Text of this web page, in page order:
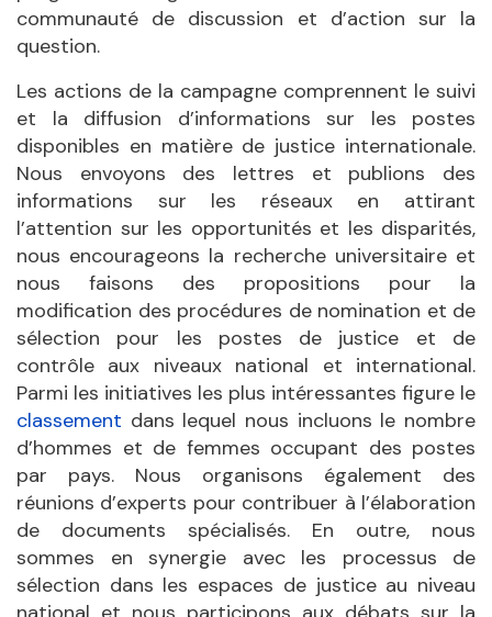
communauté de discussion et d’action sur la
question.
Les actions de la campagne comprennent le suivi
et la diffusion d’informations sur les postes
disponibles en matière de justice internationale.
Nous envoyons des lettres et publions des
informations sur les réseaux en attirant
l’attention sur les opportunités et les disparités,
nous encourageons la recherche universitaire et
nous faisons des propositions pour la
modification des procédures de nomination et de
sélection pour les postes de justice et de
contrôle aux niveaux national et international.
Parmi les initiatives les plus intéressantes figure le
classement dans lequel nous incluons le nombre
d’hommes et de femmes occupant des postes
par pays. Nous organisons également des
réunions d’experts pour contribuer à l’élaboration
de documents spécialisés. En outre, nous
sommes en synergie avec les processus de
sélection dans les espaces de justice au niveau